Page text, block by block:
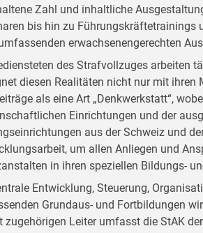
Zahl und inhaltliche
bis hin zu Führungskräftetrainings
erwachsenengerechten
des Strafvollzuges arbeiten
diesen Realitäten nicht nur mit
als eine Art „Denkwerkstatt“,
Einrichtungen und der
aus der Schweiz und
um allen Anliegen und
in ihren speziellen Bildungs-
Entwicklung, Steuerung,
Grundaus- und Fortbildungen
zugehörigen Leiter umfasst die StAK